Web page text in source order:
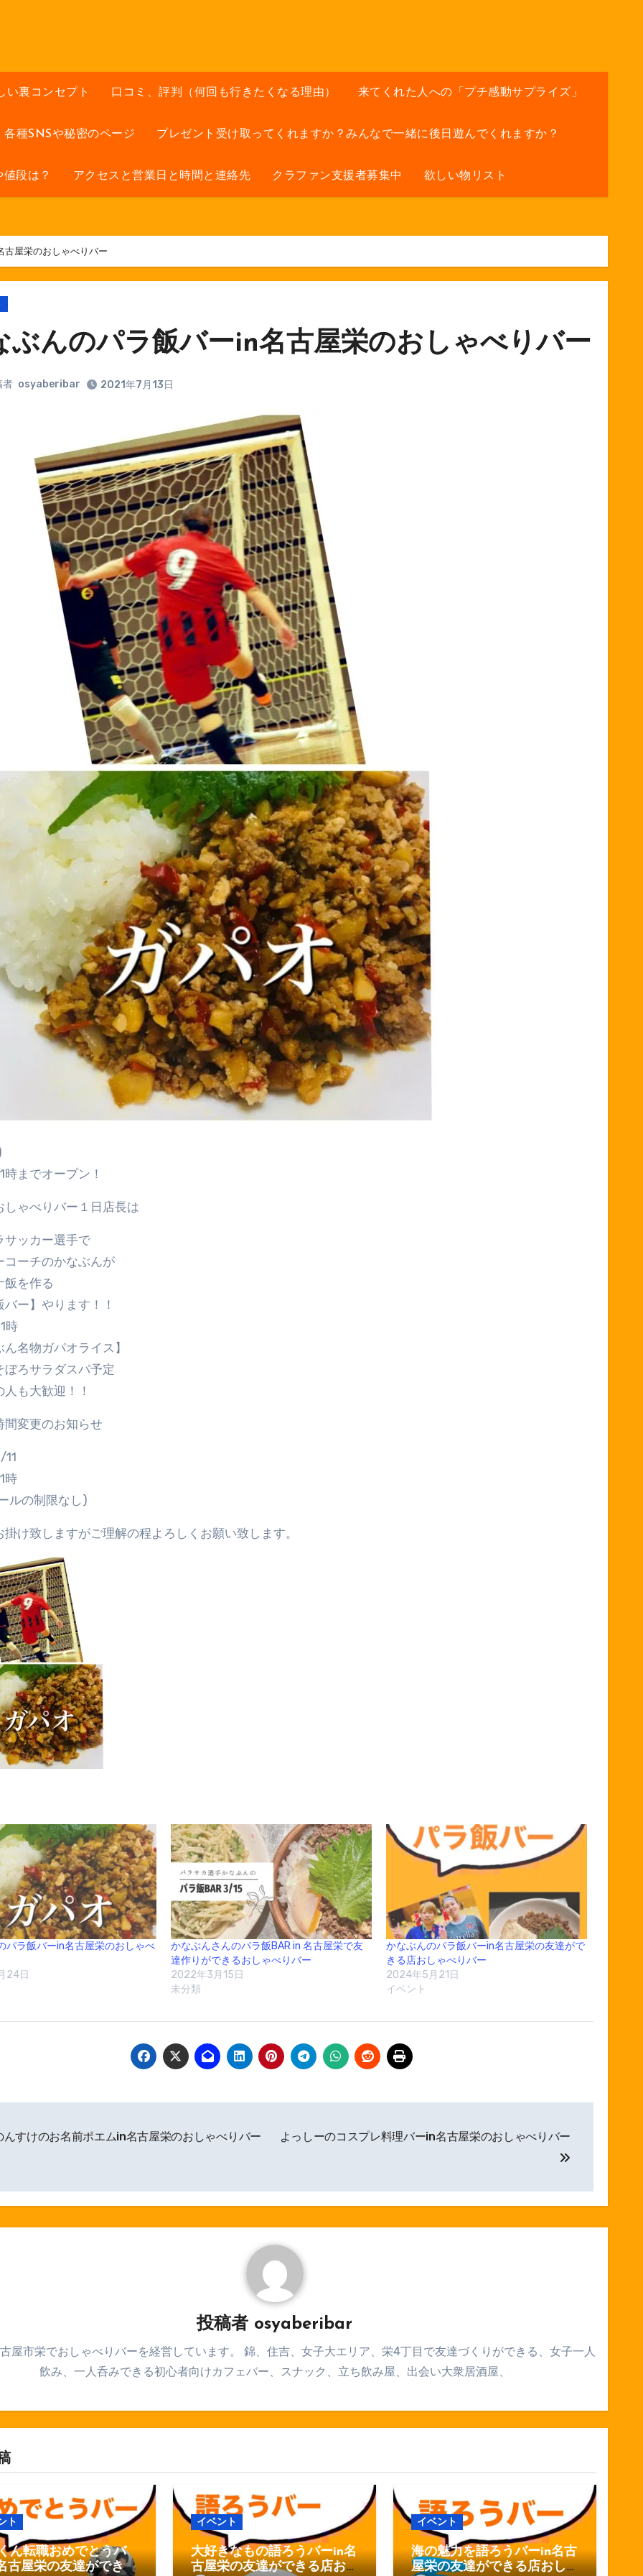
い裏コンセプト 口コミ、評判（何回も行きたくなる理由） 来てくれた人への「プチ感動サプライズ」
各種SNSや秘密のページ プレゼント受け取ってくれますか？みんなで一緒に後日遊んでくれますか？
段は？ アクセスと営業日と時間と連絡先 クラファン支援者募集中 欲しい物リスト
古屋栄のおしゃべりバー
ぶんのパラ飯バーin名古屋栄のおしゃべりバー
者 osyaberibar 2021年7月13日
時までオープン！
しゃべりバー１日店長は
サッカー選手で
コーチのかなぶんが
飯を作る
ー】やります！！
時
名物ガパオライス】
ぼろサラダスパ予定
も大歓迎！！
変更のお知らせ
時
ルの制限なし)
掛け致しますがご理解の程よろしくお願い致します。
パラ飯バーin名古屋栄のおしゃべ
24日
かなぶんさんのパラ飯BAR in 名古屋栄で友
達作りができるおしゃべりバー
2022年3月15日
未分類
かなぶんのパラ飯バーin名古屋栄の友達がで
きる店おしゃべりバー
2024年5月21日
イベント
すけのお名前ポエムin名古屋栄のおしゃべりバー よっしーのコスプレ料理バーin名古屋栄のおしゃべりバー
投稿者 osyaberibar
屋市栄でおしゃべりバーを経営しています。 錦、住吉、女子大エリア、栄4丁目で友達づくりができる、女子一人
飲み、一人呑みできる初心者向けカフェバー、スナック、立ち飲み屋、出会い大衆居酒屋、
ト
ん転職おめでとうバ
古屋栄の友達ができる
イベント
大好きなもの語ろうバーin名
古屋栄の友達ができる店お
イベント
海の魅力を語ろうバーin名古
屋栄の友達ができる店おし